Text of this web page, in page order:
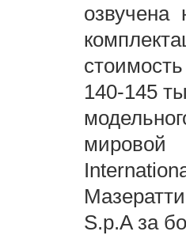
140-145
S.p.A за